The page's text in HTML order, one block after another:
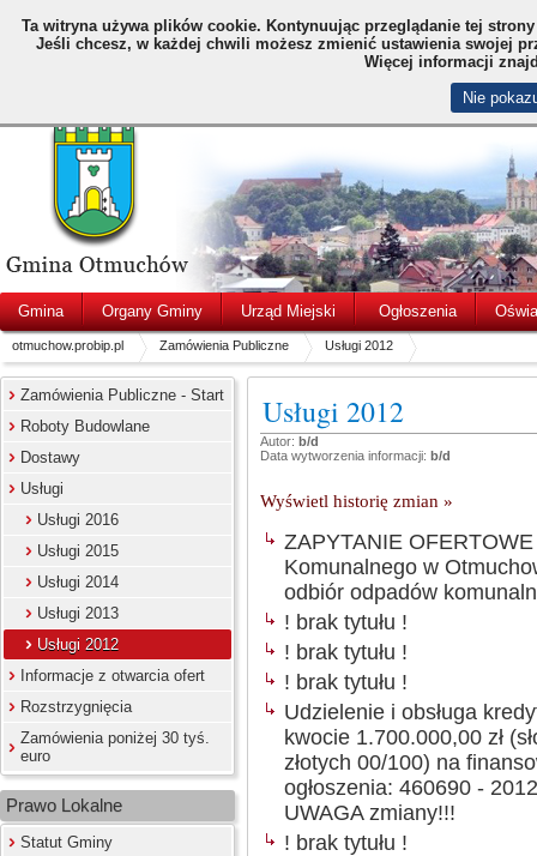
Ta witryna używa plików cookie. Kontynuując przeglądanie tej
Jeśli chcesz, w każdej chwili możesz zmienić ustawienia swojej
Więcej informacji
Nie
Gmina Organy Gminy Urząd Miejski Ogłoszenia
otmuchow.probip.pl Zamówienia Publiczne Usługi 2012
Zamówienia Publiczne - Start
Roboty Budowlane
Dostawy
Usługi
Usługi 2016
Usługi 2015
Usługi 2014
Usługi 2013
Usługi 2012
Informacje z otwarcia ofert
Rozstrzygnięcia
Zamówienia poniżej 30 tyś.
euro
Prawo Lokalne
Statut Gminy
Usługi 2012
Autor: b/d
Data wytworzenia informacji: b/d
Wyświetl historię zmian »
ZAPYTANIE
Komunalnego w
odbiór odpadów
! brak tytułu !
! brak tytułu !
! brak tytułu !
Udzielenie i obsługa
kwocie 1.700.000,00 zł
złotych 00/100) na
ogłoszenia: 460690 -
UWAGA zmiany!!!
! brak tytułu !